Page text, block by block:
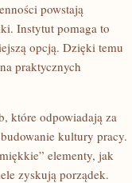
powstają
Instytut pomaga to
opcją. Dzięki temu
praktycznych
które odpowiadają za
kultury pracy.
elementy, jak
zyskują porządek.